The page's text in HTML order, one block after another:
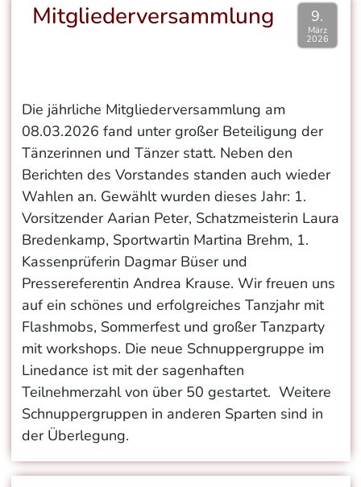
Mitgliederversammlung 9.
März
2026
Die jährliche Mitgliederversammlung am
08.03.2026 fand unter großer Beteiligung der
Tänzerinnen und Tänzer statt. Neben den
Berichten des Vorstandes standen auch wieder
Wahlen an. Gewählt wurden dieses Jahr: 1.
Vorsitzender Aarian Peter, Schatzmeisterin Laura
Bredenkamp, Sportwartin Martina Brehm, 1.
Kassenprüferin Dagmar Büser und
Pressereferentin Andrea Krause. Wir freuen uns
auf ein schönes und erfolgreiches Tanzjahr mit
Flashmobs, Sommerfest und großer Tanzparty
mit workshops. Die neue Schnuppergruppe im
Linedance ist mit der sagenhaften
Teilnehmerzahl von über 50 gestartet. Weitere
Schnuppergruppen in anderen Sparten sind in
der Überlegung.